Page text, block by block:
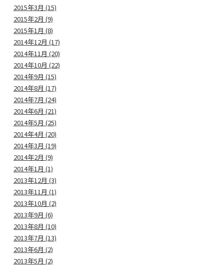
2015年3月 (15)
2015年2月 (9)
2015年1月 (8)
2014年12月 (17)
2014年11月 (20)
2014年10月 (22)
2014年9月 (15)
2014年8月 (17)
2014年7月 (24)
2014年6月 (21)
2014年5月 (25)
2014年4月 (20)
2014年3月 (19)
2014年2月 (9)
2014年1月 (1)
2013年12月 (3)
2013年11月 (1)
2013年10月 (2)
2013年9月 (6)
2013年8月 (10)
2013年7月 (13)
2013年6月 (2)
2013年5月 (2)